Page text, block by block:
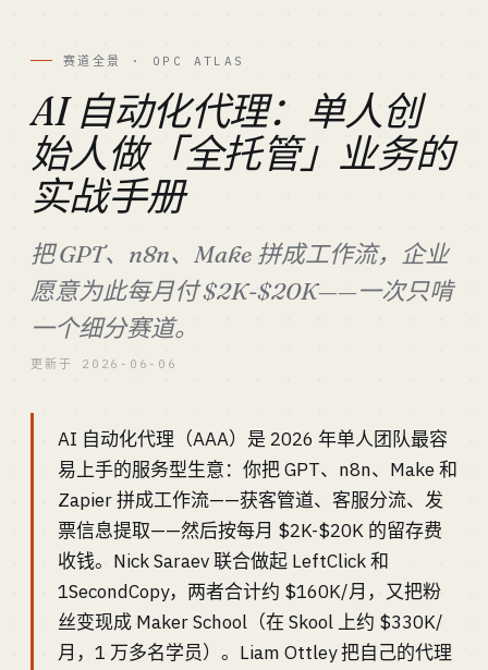
赛道全景 · OPC ATLAS
AI 自动化代理：单人创
始人做「全托管」业务的
实战手册
把 GPT、n8n、Make 拼成工作流，企业
愿意为此每月付 $2K-$20K——一次只啃
一个细分赛道。
更新于 2026-06-06
AI 自动化代理（AAA）是 2026 年单人团队最容
易上手的服务型生意：你把 GPT、n8n、Make 和
Zapier 拼成工作流——获客管道、客服分流、发
票信息提取——然后按每月 $2K-$20K 的留存费
收钱。Nick Saraev 联合做起 LeftClick 和
1SecondCopy，两者合计约 $160K/月，又把粉
丝变现成 Maker School（在 Skool 上约 $330K/
月，1 万多名学员）。Liam Ottley 把自己的代理